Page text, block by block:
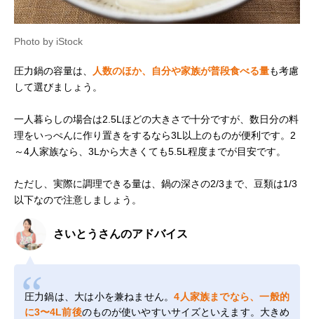
Photo by iStock
圧力鍋の容量は、 人数のほか、自分や家族が普段食べる量も考慮
して選びましょう。
一人暮らしの場合は2.5Lほどの大きさで十分ですが、数日分の料
理をいっぺんに作り置きをするなら3L以上のものが便利です。2
～4人家族なら、3Lから大きくても5.5L程度までが目安です。
ただし、実際に調理できる量は、鍋の深さの2/3まで、豆類は1/3
以下なので注意しましょう。
さいとうさんのアドバイス
圧力鍋は、大は小を兼ねません。4人家族までなら、一般的
に3〜4L前後のものが使いやすいサイズといえます。大きめ